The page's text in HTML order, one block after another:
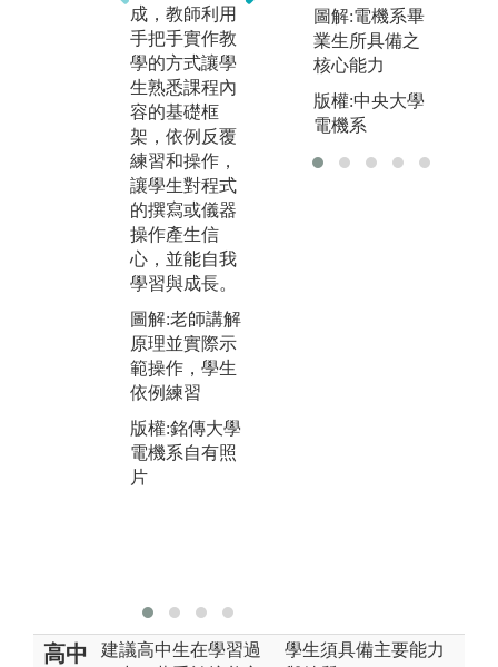
成，教師利用
手把手實作教
學的方式讓學
生熟悉課程內
容的基礎框
架，依例反覆
練習和操作，
讓學生對程式
的撰寫或儀器
操作產生信
心，並能自我
學習與成長。
圖解:老師講解
原理並實際示
範操作，學生
依例練習
版權:銘傳大學
電機系自有照
片
範，引導學生
聯想和培養解
決問題的能
力，同時也能
學習團隊合作
與溝通協調的
能力。
圖解:電機系畢
業生所具備之
核心能力
版權:中央大學
電機系
高中
建議高中生在學習過
學生須具備主要能力